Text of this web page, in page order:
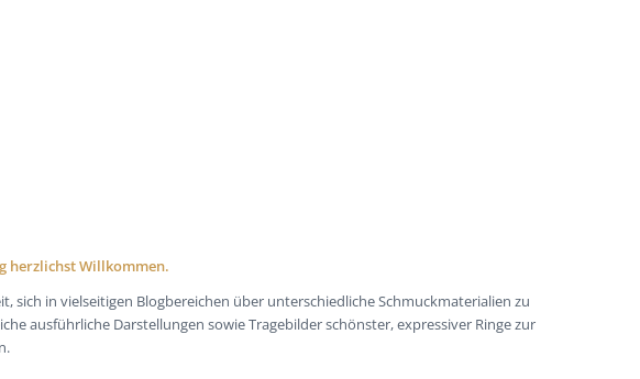
herzlichst Willkommen.
sich in vielseitigen Blogbereichen über unterschiedliche Schmuckmaterialien zu
ausführliche Darstellungen sowie Tragebilder schönster, expressiver Ringe zur